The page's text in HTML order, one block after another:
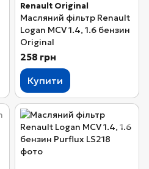
Renault Original
Масляний фільтр Renault
Logan MCV 1.4, 1.6 бензин
Original
258 грн
Купити